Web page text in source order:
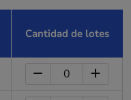
Cantidad de lotes